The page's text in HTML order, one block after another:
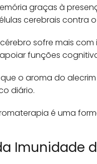
graças à
cerebrais contra
sofre mais
funções
o aroma do
diário.
é uma
Imunidade